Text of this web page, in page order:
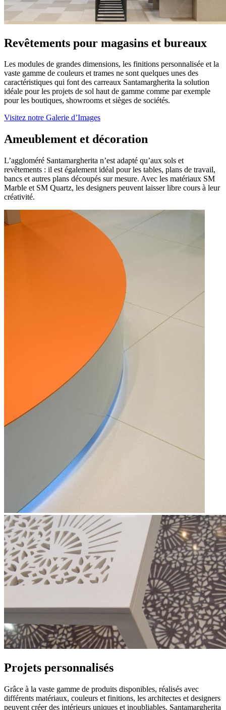
Revêtements pour magasins et bureaux
Les modules de grandes dimensions, les finitions personnalisée et la
vaste gamme de couleurs et trames ne sont quelques unes des
caractéristiques qui font des carreaux Santamargherita la solution
idéale pour les projets de sol haut de gamme comme par exemple
pour les boutiques, showrooms et sièges de sociétés.
Visitez notre Galerie d’Images
Ameublement et décoration
L’aggloméré Santamargherita n’est adapté qu’aux sols et
revêtements : il est également idéal pour les tables, plans de travail,
bancs et autres plans découpés sur mesure. Avec les matériaux SM
Marble et SM Quartz, les designers peuvent laisser libre cours à leur
créativité.
Projets personnalisés
Grâce à la vaste gamme de produits disponibles, réalisés avec
différents matériaux, couleurs et finitions, les architectes et designers
peuvent créer des intérieurs uniques et inoubliables. Santamargherita